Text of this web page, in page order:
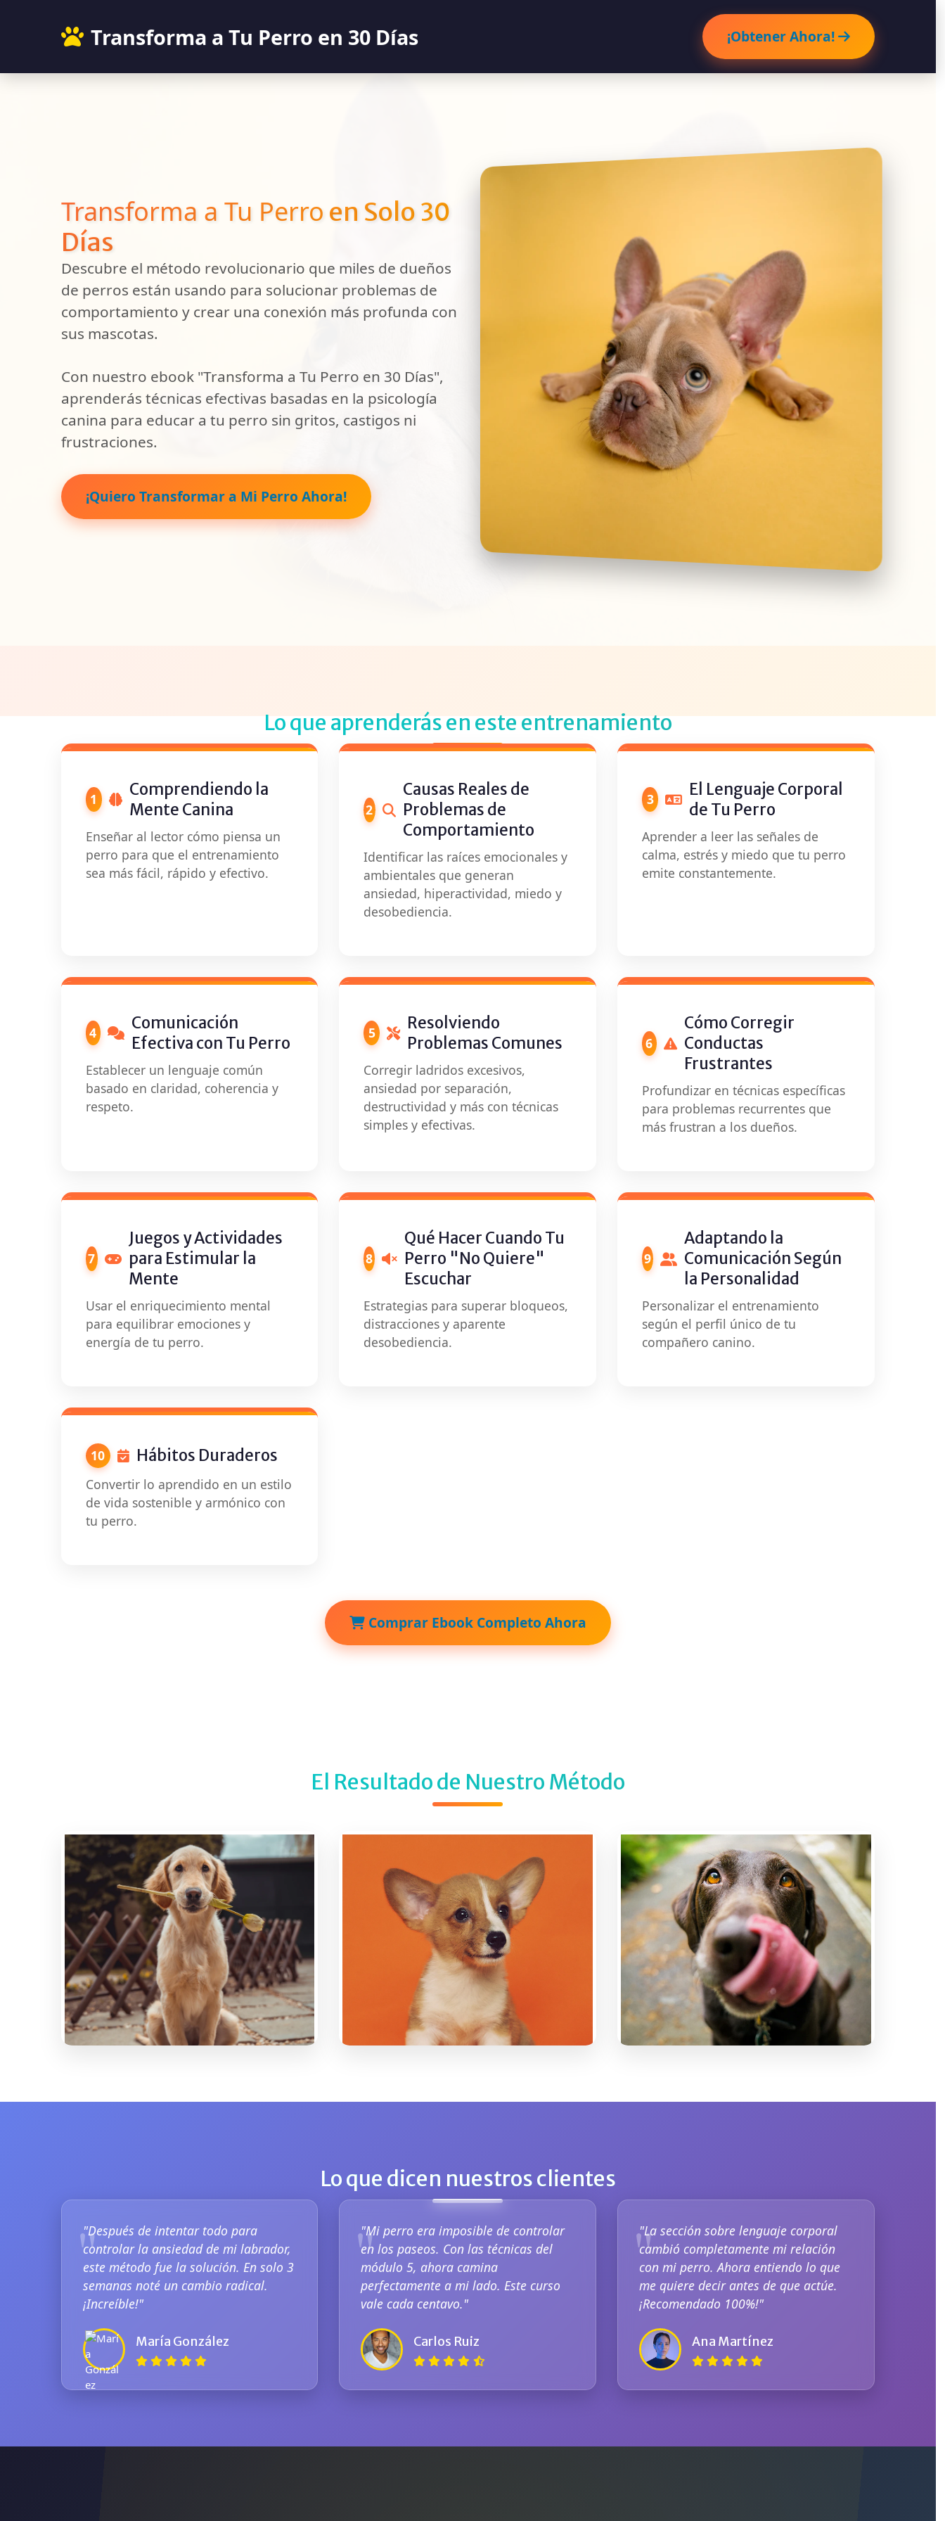
Transforma a Tu Perro en 30 Días ¡Obtener Ahora!
Transforma a Tu Perro en Solo 30
Días
Descubre el método revolucionario que miles de dueños
de perros están usando para solucionar problemas de
comportamiento y crear una conexión más profunda con
sus mascotas.
Con nuestro ebook "Transforma a Tu Perro en 30 Días",
aprenderás técnicas efectivas basadas en la psicología
canina para educar a tu perro sin gritos, castigos ni
frustraciones.
¡Quiero Transformar a Mi Perro Ahora!
Lo que aprenderás en este entrenamiento
1
Comprendiendo la
Mente Canina
Enseñar al lector cómo piensa un
perro para que el entrenamiento
sea más fácil, rápido y efectivo.
2
Causas Reales de
Problemas de
Comportamiento
Identificar las raíces emocionales y
ambientales que generan
ansiedad, hiperactividad, miedo y
desobediencia.
3
El Lenguaje Corporal
de Tu Perro
Aprender a leer las señales de
calma, estrés y miedo que tu perro
emite constantemente.
4
Comunicación
Efectiva con Tu Perro
Establecer un lenguaje común
basado en claridad, coherencia y
respeto.
5
Resolviendo
Problemas Comunes
Corregir ladridos excesivos,
ansiedad por separación,
destructividad y más con técnicas
simples y efectivas.
6
Cómo Corregir
Conductas
Frustrantes
Profundizar en técnicas específicas
para problemas recurrentes que
más frustran a los dueños.
7
Juegos y Actividades
para Estimular la
Mente
Usar el enriquecimiento mental
para equilibrar emociones y
energía de tu perro.
8
Qué Hacer Cuando Tu
Perro "No Quiere"
Escuchar
Estrategias para superar bloqueos,
distracciones y aparente
desobediencia.
9
Adaptando la
Comunicación Según
la Personalidad
Personalizar el entrenamiento
según el perfil único de tu
compañero canino.
10 Hábitos Duraderos
Convertir lo aprendido en un estilo
de vida sostenible y armónico con
tu perro.
Comprar Ebook Completo Ahora
El Resultado de Nuestro Método
Tu perro caminará a tu lado sin tirar
Mascotas calmadas y felices en
Respuesta inmediata a tus comandos y
Lo que dicen nuestros clientes
"Después de intentar todo para
controlar la ansiedad de mi labrador,
este método fue la solución. En solo 3
semanas noté un cambio radical.
¡Increíble!"
María González
"Mi perro era imposible de controlar
en los paseos. Con las técnicas del
módulo 5, ahora camina
perfectamente a mi lado. Este curso
vale cada centavo."
Carlos Ruiz
"La sección sobre lenguaje corporal
cambió completamente mi relación
con mi perro. Ahora entiendo lo que
me quiere decir antes de que actúe.
¡Recomendado 100%!"
Ana Martínez